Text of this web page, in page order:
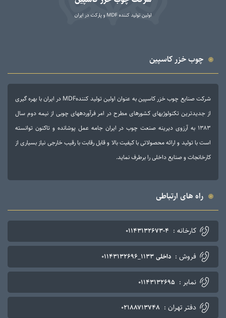
چوب خزر کاسپین
شرکت صنایع چوب خزر کاسپین به عنوان اولین تولید کنندهMDF در ایران با بهره گیری
از جدیدترین تکنولوژی­های کشورهای مطرح در امر فرآورده­های چوبی از نیمه دوم سال
۱۳۸۳ به آرزوی دیرینه صنعت چوب در ایران جامه عمل پوشانده و تاکنون توانسته
است با تولید و ارائه محصولاتی با کیفیت بالا و قابل رقابت با رقیب خارجی نیاز بسیاری از
کارخانجات و صنایع داخلی را برطرف نماید.
راه های ارتباطی
کارخانه : ۰۱۱۴۳۱۳۲۶۷۳-۴
فروش : داخلی ۱۱۳۳_۰۱۱۴۳۱۳۲۶۹۶
نمابر : ۰۱۱۴۳۱۳۲۶۹۵
دفتر تهران : ۰۲۱۸۸۷۱۳۷۴۸